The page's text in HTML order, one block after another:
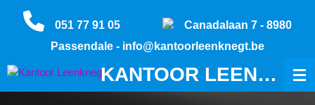
direct
hoofdinhoud
KANTOOR LEENKNEGT
051 77 91 05
Canadalaan 7 - 8980
Passendale - info@kantoorleenknegt.be